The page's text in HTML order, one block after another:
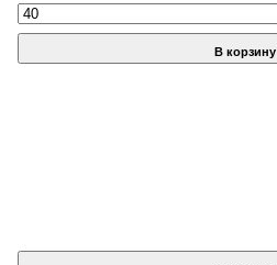
В корзину